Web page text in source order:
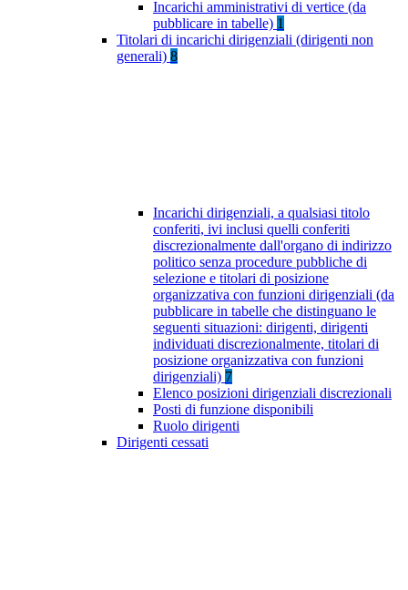
Incarichi amministrativi di vertice (da
pubblicare in tabelle) 1
Titolari di incarichi dirigenziali (dirigenti non
generali) 8
Incarichi dirigenziali, a qualsiasi titolo
conferiti, ivi inclusi quelli conferiti
discrezionalmente dall'organo di indirizzo
politico senza procedure pubbliche di
selezione e titolari di posizione
organizzativa con funzioni dirigenziali (da
pubblicare in tabelle che distinguano le
seguenti situazioni: dirigenti, dirigenti
individuati discrezionalmente, titolari di
posizione organizzativa con funzioni
dirigenziali) 7
Elenco posizioni dirigenziali discrezionali
Posti di funzione disponibili
Ruolo dirigenti
Dirigenti cessati